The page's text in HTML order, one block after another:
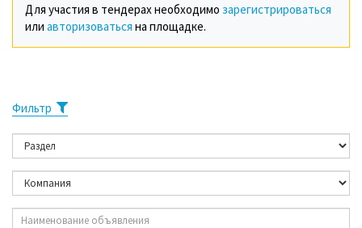
Для участия в тендерах необходимо зарегистрироваться
или авторизоваться на площадке.
Фильтр